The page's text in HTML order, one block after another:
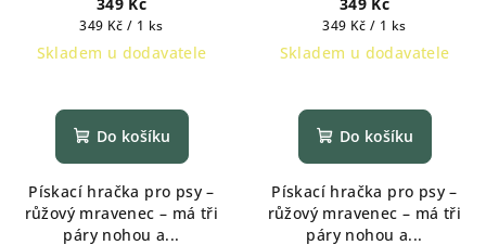
349 Kč
Měrná
cena:
349 Kč / 1 ks
Skladem u dodavatele
Do košíku
Pískací hračka pro psy –
růžový mravenec – má tři
páry nohou a...
349 Kč
Měrná
cena:
349 Kč / 1 ks
Skladem u dodavatele
Do košíku
Pískací hračka pro psy –
růžový mravenec – má tři
páry nohou a...